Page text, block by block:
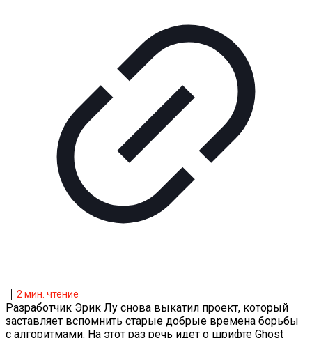
2мин. чтение
Разработчик Эрик Лу снова выкатил проект, который
заставляет вспомнить старые добрые времена борьбы
с алгоритмами. На этот раз речь идет о шрифте Ghost